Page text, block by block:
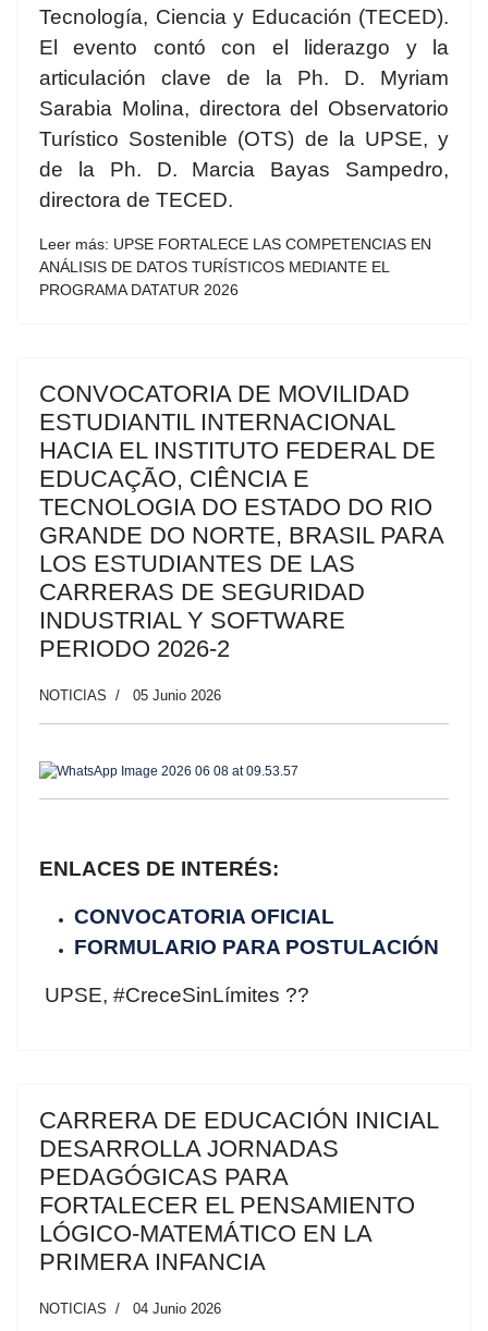
Tecnología, Ciencia y Educación (TECED).
El evento contó con el liderazgo y la
articulación clave de la Ph. D. Myriam
Sarabia Molina, directora del Observatorio
Turístico Sostenible (OTS) de la UPSE, y
de la Ph. D. Marcia Bayas Sampedro,
directora de TECED.
Leer más: UPSE FORTALECE LAS COMPETENCIAS EN
ANÁLISIS DE DATOS TURÍSTICOS MEDIANTE EL
PROGRAMA DATATUR 2026
CONVOCATORIA DE MOVILIDAD
ESTUDIANTIL INTERNACIONAL
HACIA EL INSTITUTO FEDERAL DE
EDUCAÇÃO, CIÊNCIA E
TECNOLOGIA DO ESTADO DO RIO
GRANDE DO NORTE, BRASIL PARA
LOS ESTUDIANTES DE LAS
CARRERAS DE SEGURIDAD
INDUSTRIAL Y SOFTWARE
PERIODO 2026-2
NOTICIAS 05 Junio 2026
ENLACES DE INTERÉS:
CONVOCATORIA OFICIAL
FORMULARIO PARA POSTULACIÓN
UPSE, #CreceSinLímites ??
CARRERA DE EDUCACIÓN INICIAL
DESARROLLA JORNADAS
PEDAGÓGICAS PARA
FORTALECER EL PENSAMIENTO
LÓGICO-MATEMÁTICO EN LA
PRIMERA INFANCIA
NOTICIAS 04 Junio 2026